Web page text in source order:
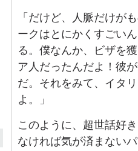
「だけど、人脈だけが
ークはとにかくすごい
る。僕なんか、ビザを
ア人だったんだよ！彼
だ。それをみて、イタ
よ。」
このように、超世話好
なければ気が済まない